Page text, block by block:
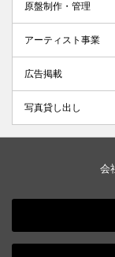
原盤制作・管理
アーティスト事業
広告掲載
写真貸し出し
会